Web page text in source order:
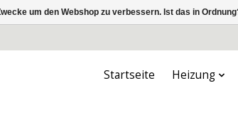
Startseite Heizung
um den Webshop zu verbessern. Ist das in